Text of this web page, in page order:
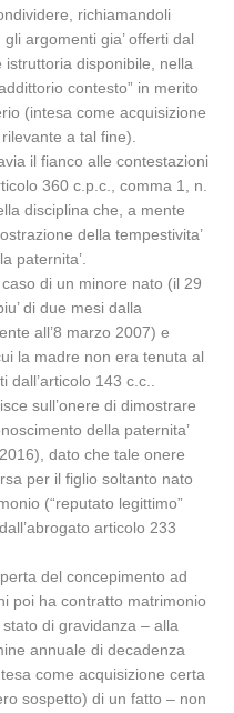
richiamandoli
argomenti gia’ offerti dal
disponibile, nella
contesto” in merito
(intesa come acquisizione
a tal fine).
il fianco alle contestazioni
360 c.p.c., comma 1, n.
disciplina che, a mente
della tempestivita’
paternita’.
di un minore nato (il 29
di due mesi dalla
all’8 marzo 2007) e
la madre non era tenuta al
143 c.c..
sull’onere di dimostrare
della paternita’
dato che tale onere
per il figlio soltanto nato
(“reputato legittimo”
articolo 233
del concepimento ad
poi ha contratto matrimonio
di gravidanza – alla
annuale di decadenza
come acquisizione certa
sospetto) di un fatto – non